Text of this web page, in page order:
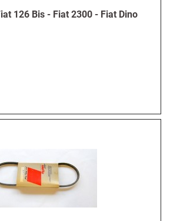
126 Bis - Fiat 2300 - Fiat Dino